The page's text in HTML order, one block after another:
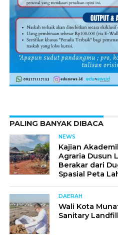
PALING BANYAK DIBACA
NEWS
Kajian
Agraria Dusun
Berakar dari
Spasial Peta
DAERAH
Wali Kota
Sanitary